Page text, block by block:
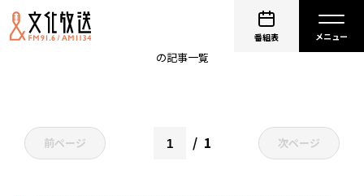
番組表
の記事一覧
前ページ 1 次ページ